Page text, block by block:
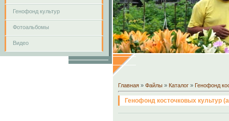
Генофонд культур
Фотоальбомы
Видео
Главная » Файлы » Каталог » Генофонд
Генофонд косточковых культур